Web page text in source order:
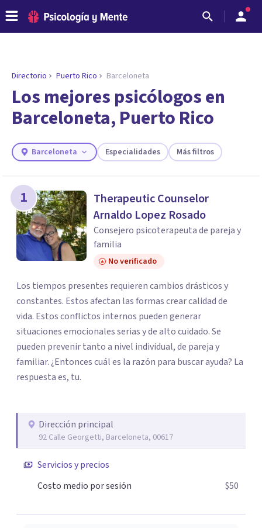
ENCONTRAR MI TERAPEUTA
¿Necesitas ayuda para encontrar el
psicólogo adecuado?
Responde a unas breves preguntas y te ofreceremos
necesidades.
Directorio Puerto Rico Barceloneta
Los mejores psicólogos en
Barceloneta, Puerto Rico
Barceloneta Especialidades Más filtros
1
Therapeutic Counselor
Arnaldo Lopez Rosado
Consejero psicoterapeuta de pareja y
familia
No verificado
Los tiempos presentes requieren cambios drásticos y
constantes. Estos afectan las formas crear calidad de
vida. Estos conflictos internos pueden generar
situaciones emocionales serias y de alto cuidado. Se
pueden prevenir tanto a nivel individual, de pareja y
familiar. ¿Entonces cuál es la razón para buscar ayuda? La
respuesta es, tu.
Dirección principal
92 Calle Georgetti, Barceloneta, 00617
Servicios y precios
Costo medio por sesión
$50